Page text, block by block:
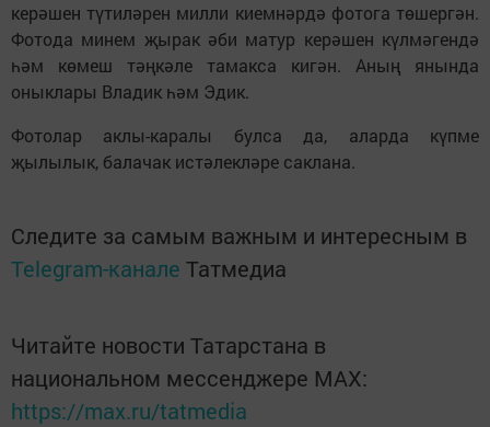
керәшен түтиләрен милли киемнәрдә фотога төшергән.
Фотода минем җырак әби матур керәшен күлмәгендә
һәм көмеш тәңкәле тамакса кигән. Аның янында
оныклары Владик һәм Эдик.
Фотолар аклы-каралы булса да, аларда күпме
җылылык, балачак истәлекләре саклана.
Следите за самым важным и интересным в
Telegram-канале Татмедиа
Читайте новости Татарстана в
национальном мессенджере MАХ:
https://max.ru/tatmedia